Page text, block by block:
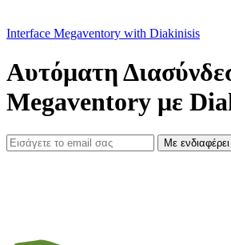
Interface Megaventory with Diakinisis
Αυτόματη
Megaventory με
Με ενδιαφέρει